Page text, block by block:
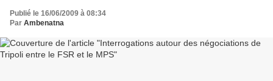
Publié le 16/06/2009 à 08:34
Par Ambenatna